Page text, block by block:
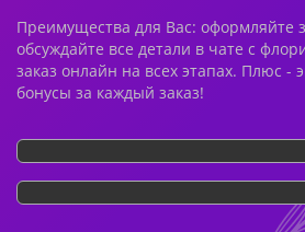
Преимущества для Вас: оформляйте
обсуждайте все детали в чате с
заказ онлайн на всех этапах. Плюс -
бонусы за каждый заказ!